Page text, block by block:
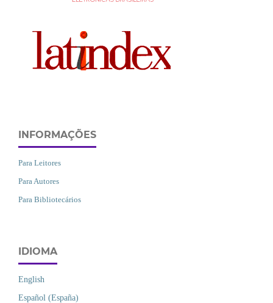
INFORMAÇÕES
Para Leitores
Para Autores
Para Bibliotecários
IDIOMA
English
Español (España)